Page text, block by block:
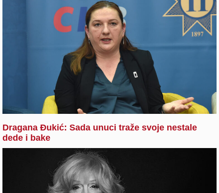
Dragana Đukić: Sada unuci traže svoje nestale
dede i bake